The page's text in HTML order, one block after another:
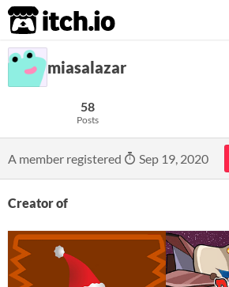
itch.io
miasalazar
58
Posts
A member registered Sep 19, 2020
Creator of